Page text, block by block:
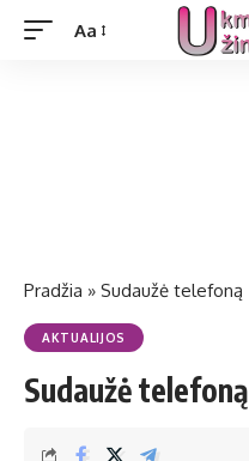
Aa
Pradžia » Sudaužė telefoną
AKTUALIJOS
Sudaužė telefoną